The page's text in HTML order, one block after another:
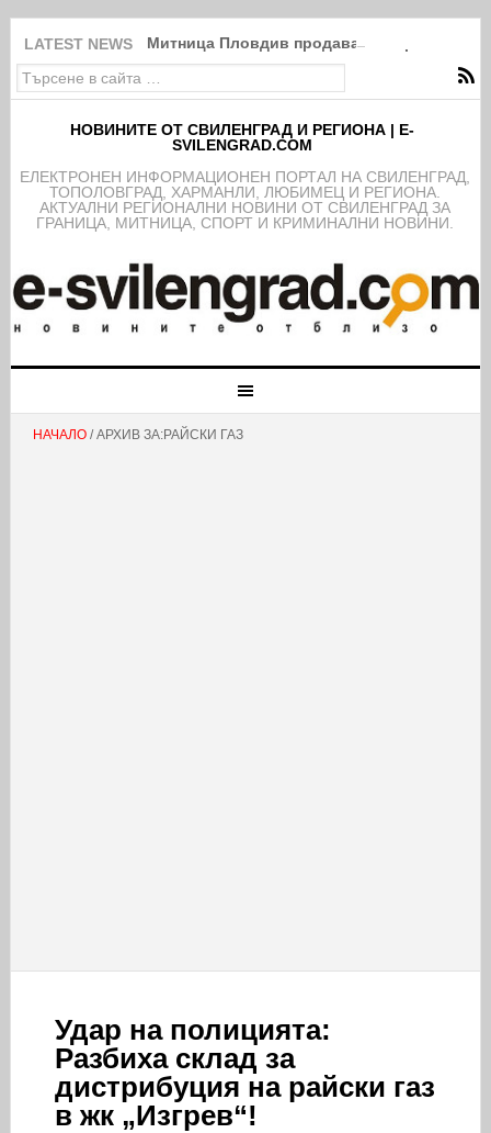
LATEST NEWS Митница Пловдив продава на търг в
НОВИНИТЕ ОТ СВИЛЕНГРАД И РЕГИОНА | E-
SVILENGRAD.COM
EЛЕКТРОНЕН ИНФОРМАЦИОНЕН ПОРТАЛ НА СВИЛЕНГРАД,
ТОПОЛОВГРАД, ХАРМАНЛИ, ЛЮБИМЕЦ И РЕГИОНА.
АКТУАЛНИ РЕГИОНАЛНИ НОВИНИ ОТ СВИЛЕНГРАД ЗА
ГРАНИЦА, МИТНИЦА, СПОРТ И КРИМИНАЛНИ НОВИНИ.
НАЧАЛО/ АРХИВ ЗА:РАЙСКИ ГАЗ
Удар на полицията:
Разбиха склад за
дистрибуция на райски газ
в жк „Изгрев“!